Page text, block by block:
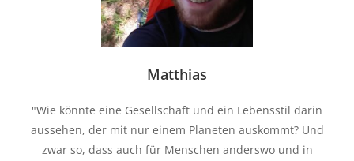
Matthias
"Wie könnte eine Gesellschaft und ein Lebensstil darin
aussehen, der mit nur einem Planeten auskommt? Und
zwar so, dass auch für Menschen anderswo und in